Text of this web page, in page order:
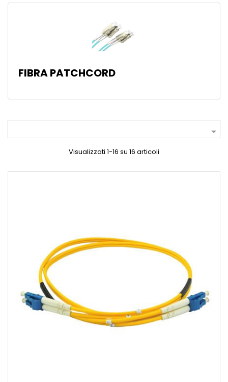
FIBRA PATCHCORD

Visualizzati 1-16 su 16 articoli